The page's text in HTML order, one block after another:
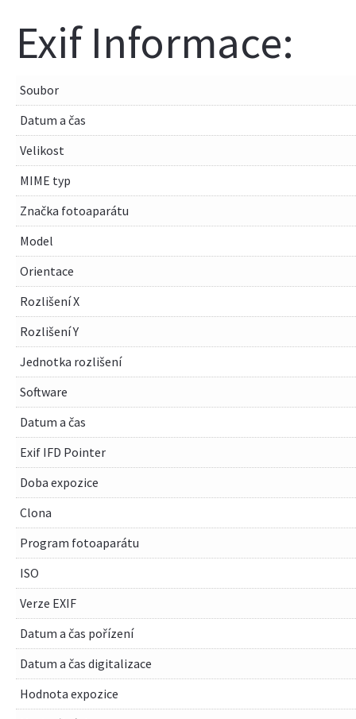
Exif Informace:
Soubor
Datum a čas
Velikost
MIME typ
Značka fotoaparátu
Model
Orientace
Rozlišení X
Rozlišení Y
Jednotka rozlišení
Software
Datum a čas
Exif IFD Pointer
Doba expozice
Clona
Program fotoaparátu
ISO
Verze EXIF
Datum a čas pořízení
Datum a čas digitalizace
Hodnota expozice